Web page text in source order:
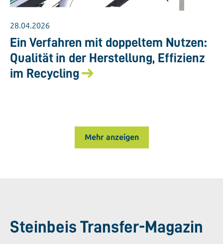
28.04.2026
Ein Verfahren mit doppeltem Nutzen:
Qualität in der Herstellung, Effizienz
im Recycling
Mehr anzeigen
Steinbeis Transfer-Magazin